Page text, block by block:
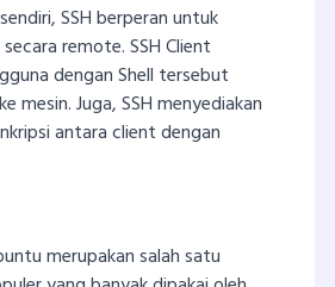
SSH berperan untuk
remote. SSH Client
dengan Shell tersebut
mesin. Juga, SSH menyediakan
antara client dengan
merupakan salah satu